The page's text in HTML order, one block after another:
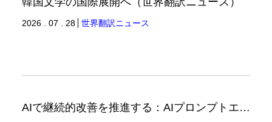
2026 . 07 . 28 世界翻訳ニュース
AIで継続的改善を推進する：AIプロンプトエンジニアリングへの品質思考の適用-2（品証品管ニュース）